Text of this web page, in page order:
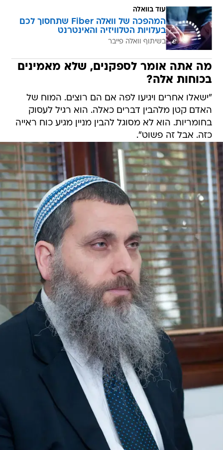
עוד בוואלה
המהפכה של וואלה Fiber שתחסוך לכם
בעלויות הטלוויזיה והאינטרנט
בשיתוף וואלה פייבר
מה אתה אומר לספקנים, שלא מאמינים
בכוחות אלה?
"ישאלו אחרים ויגיעו לפה אם הם רוצים. המוח של
האדם קטן מלהבין דברים כאלה. הוא רגיל לעסוק
בחומריות. הוא לא מסוגל להבין מניין מגיע כוח ראייה
כזה. אבל זה פשוט".